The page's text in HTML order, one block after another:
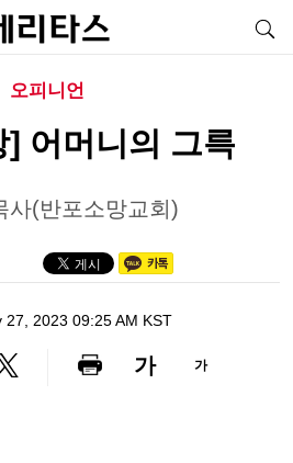
오피니언
] 어머니의 그륵
사(반포소망교회)
27, 2023 09:25 AM KST
가 가